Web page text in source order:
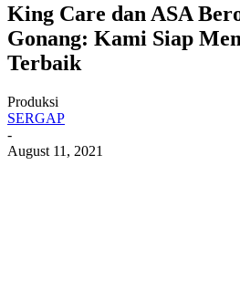
King Care dan ASA
Gonang: Kami Siap
Terbaik
Produksi
SERGAP
-
August 11, 2021